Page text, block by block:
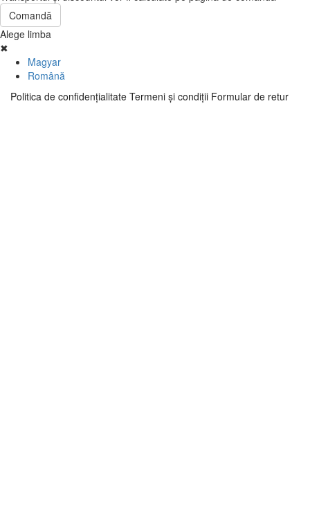
Comandă
Alege limba
✖
Magyar
Română
Politica de confidenţialitate Termeni şi condiţii Formular de retur